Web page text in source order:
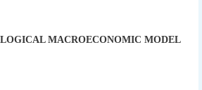
MACROECONOMIC MODEL